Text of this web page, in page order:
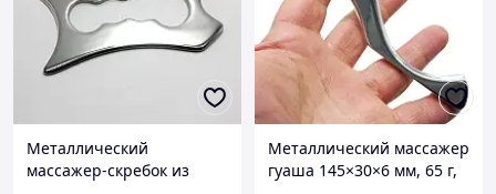
Металлический
массажер-скребок из
Металлический массажер
гуаша 145×30×6 мм, 65 г,